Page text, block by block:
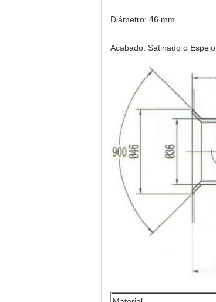
Diámetro: 46 mm
Acabado: Satinado o Espejo